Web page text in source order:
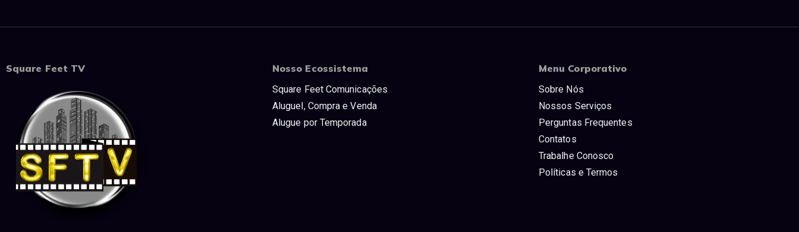
Square Feet TV Nosso Ecossistema
Square Feet Comunicações
Aluguel, Compra e Venda
Alugue por Temporada
Menu Corporativo
Sobre Nós
Nossos Serviços
Perguntas Frequentes
Contatos
Trabalhe Conosco
Políticas e Termos